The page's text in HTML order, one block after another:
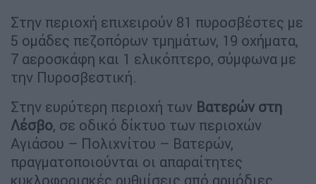
Στην περιοχή επιχειρούν 81 πυροσβέστες με
5 ομάδες πεζοπόρων τμημάτων, 19 οχήματα,
7 αεροσκάφη και 1 ελικόπτερο, σύμφωνα με
την Πυροσβεστική.
Στην ευρύτερη περιοχή των Βατερών στη
Λέσβο, σε οδικό δίκτυο των περιοχών
Αγιάσου – Πολιχνίτου – Βατερών,
πραγματοποιούνται οι απαραίτητες
κυκλοφοριακές ρυθμίσεις από αρμόδιες